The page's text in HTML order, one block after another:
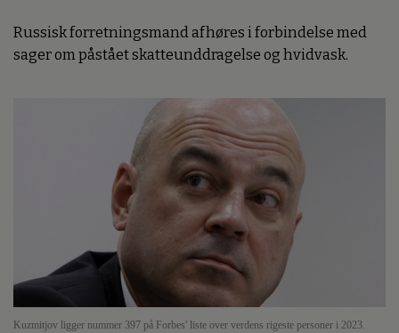
Russisk forretningsmand afhøres i forbindelse med
sager om påstået skatteunddragelse og hvidvask.
Kuzmitjov ligger nummer 397 på Forbes' liste over verdens rigeste personer i 2023.